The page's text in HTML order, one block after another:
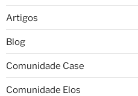
Artigos
Blog
Comunidade Case
Comunidade Elos